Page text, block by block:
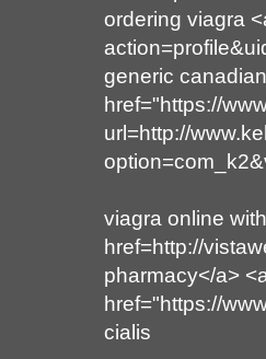
ordering viagra
generic
href="https://
url=http://
viagra online
href=http://
pharmacy</a>
href="https://
cialis